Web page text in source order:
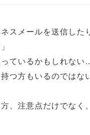
スメールを送信した
ているかもしれない
つ方もいるのではな
、注意点だけでなく